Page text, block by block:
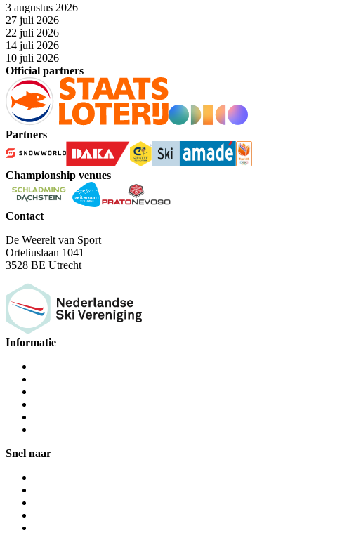
3 augustus 2026
27 juli 2026
22 juli 2026
14 juli 2026
10 juli 2026
Official partners
Partners
Championship venues
Contact
De Weerelt van Sport
Orteliuslaan 1041
3528 BE Utrecht
Informatie
Snel naar